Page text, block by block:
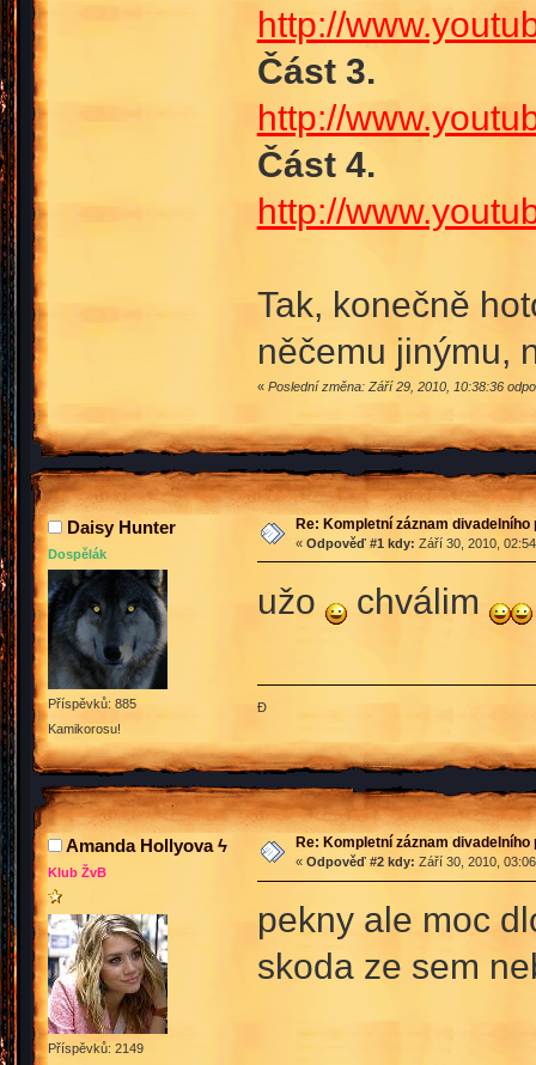
http://
Část 3.
http://
Část 4.
http://
Tak, konečně
něčemu jinýmu,
« Poslední změna: Září 29, 2010, 10:38:36
Daisy Hunter
Dospělák
Příspěvků: 885
Kamikorosu!
Re: Kompletní záznam divadelního
« Odpověď #1 kdy: Září 30, 2010,
užo chválim
Đ
Amanda Hollyova ϟ
Klub ŽvB
Příspěvků: 2149
Re: Kompletní záznam
« Odpověď #2 kdy: Září 30, 2010,
pekny ale moc
skoda ze sem